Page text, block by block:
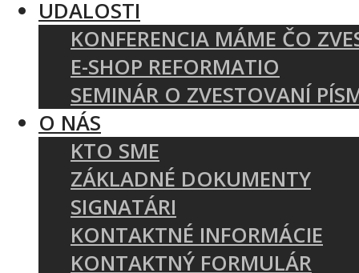
UDALOSTI
KONFERENCIA MÁME ČO
E-SHOP REFORMATIO
SEMINÁR O ZVESTOVANÍ
O NÁS
KTO SME
ZÁKLADNÉ DOKUMENTY
SIGNATÁRI
KONTAKTNÉ INFORMÁCIE
KONTAKTNÝ FORMULÁR